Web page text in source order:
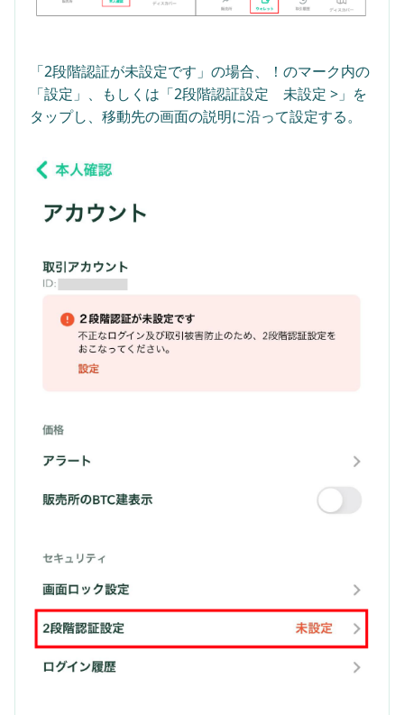
「2段階認証が未設定です」の場合、！のマーク内の
「設定」、もしくは「2段階認証設定　未設定 >」を